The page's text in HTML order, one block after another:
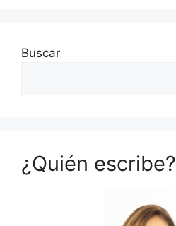
Buscar
¿Quién escribe?